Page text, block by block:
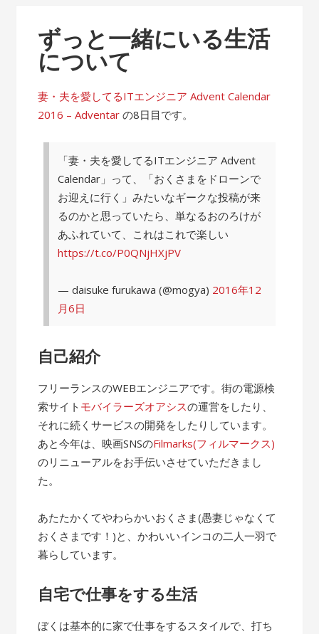
ずっと一緒にいる生活
について
妻・夫を愛してるITエンジニア Advent Calendar
2016 – Adventar の8日目です。
「妻・夫を愛してるITエンジニア Advent
Calendar」って、「おくさまをドローンで
お迎えに行く」みたいなギークな投稿が来
るのかと思っていたら、単なるおのろけが
あふれていて、これはこれで楽しい
https://t.co/P0QNjHXjPV
— daisuke furukawa (@mogya) 2016年12
月6日
自己紹介
フリーランスのWEBエンジニアです。街の電源検
索サイト モバイラーズオアシスの運営をしたり、
それに続くサービスの開発をしたりしています。
あと今年は、映画SNSのFilmarks(フィルマークス)
のリニューアルをお手伝いさせていただきまし
た。
あたたかくてやわらかいおくさま(愚妻じゃなくて
おくさまです！)と、かわいいインコの二人一羽で
暮らしています。
自宅で仕事をする生活
ぼくは基本的に家で仕事をするスタイルで、打ち